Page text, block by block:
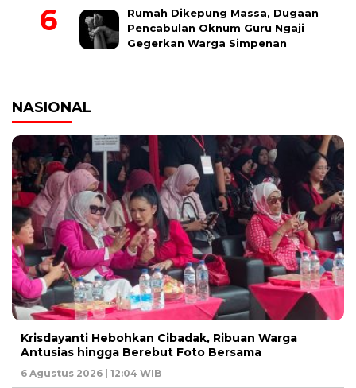
Rumah Dikepung Massa, Dugaan
Pencabulan Oknum Guru Ngaji
Gegerkan Warga Simpenan
NASIONAL
Krisdayanti Hebohkan Cibadak, Ribuan Warga
Antusias hingga Berebut Foto Bersama
6 Agustus 2026 | 12:04 WIB